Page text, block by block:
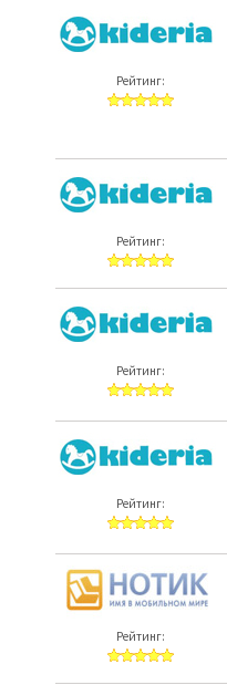
Рейтинг:
Рейтинг:
Рейтинг:
Рейтинг:
Рейтинг: